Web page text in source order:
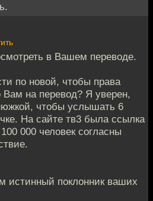
в Вашем переводе.
по новой, чтобы права
на перевод? Я уверен,
чтобы услышать 6
На сайте тв3 была ссылка
000 человек согласны
истинный поклонник ваших